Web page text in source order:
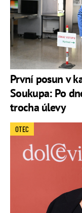
První posun v
Soukupa: Po
trocha úlevy
OTEC